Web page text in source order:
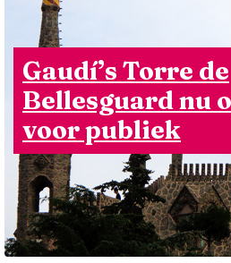
Gaudí’s Torre de
Bellesguard nu
voor publiek